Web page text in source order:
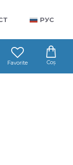
РУС
Favorite Coș